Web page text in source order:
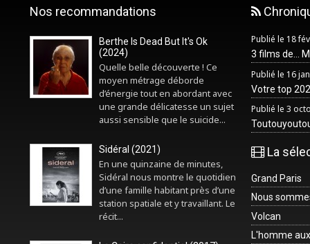
Nos recommandations
Berthe Is Dead But It's Ok
(2024)
Quelle belle découverte ! Ce
moyen métrage déborde
d’énergie tout en abordant avec
une grande délicatesse un sujet
aussi sensible que le suicide...
Sidéral (2021)
En une quinzaine de minutes,
Sidéral nous montre le quotidien
d’une famille habitant près d’une
station spatiale et y travaillant. Le
récit...
Publié le 18
3 films de...
Publié le 16
Votre top
Publié le 3
La
Grand Paris
Nous
Volcan
L'homme